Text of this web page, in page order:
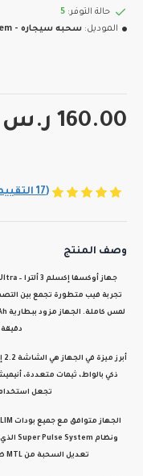
(17 التقييمات)
160.00 ر.س
حالة التوفر: 5
الموديل: سحبه سيجاره - Pod System
وصف المنتج
جهاز أوكسفا إكسلم 3 ألترا – OXVA XLIM 3 Ultra
تجربة فيب متطورة تجمع بين
لمس كاملة. الجهاز مزود ببطارية
أبرز ميزة في الجهاز هي الشاشة 2.2 إنش HD Full Touch
ذكي بالواط، ثيمات متعددة،
تجعل استخدام
الجهاز متوافق معجميع بودات XLIM
ونظام Super Pulse System
تعديل السحبة من MTL ضيقة إلى RDL مفتوحة عبر منظم الهواء الجانبي.